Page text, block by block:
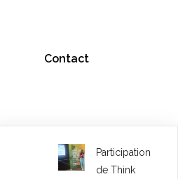
Contact
Participation
de Think